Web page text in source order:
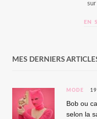
sur
EN
MES DERNIERS
MODE
Bob ou
selon la